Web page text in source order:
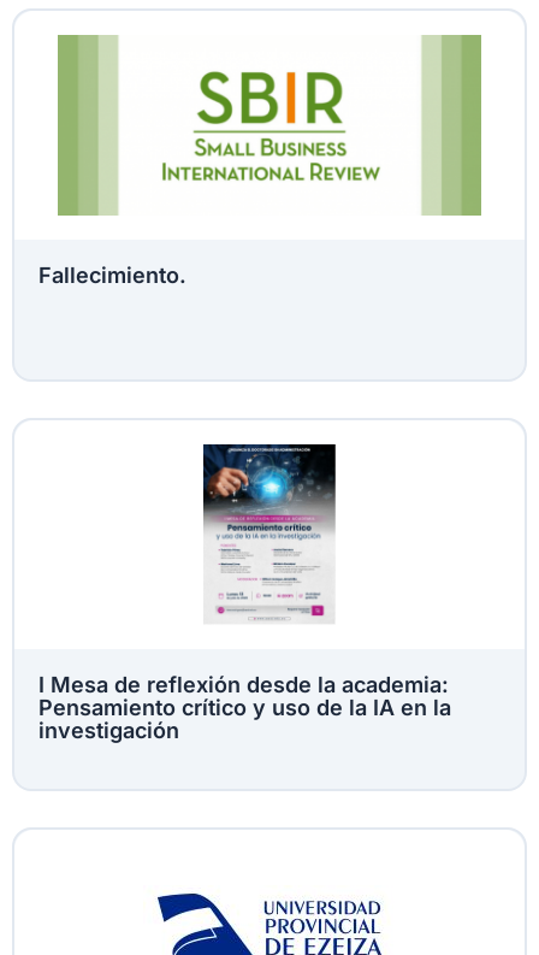
Fallecimiento.
I Mesa de reflexión desde la academia:
Pensamiento crítico y uso de la IA en la
investigación